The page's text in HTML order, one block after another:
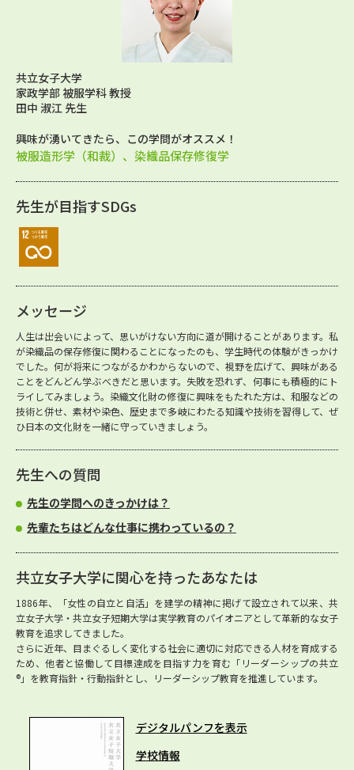
共立女子大学
家政学部 被服学科 教授
田中 淑江 先生
興味が湧いてきたら、この学問がオススメ！
被服造形学（和裁）、染織品保存修復学
先生が目指すSDGs
メッセージ
人生は出会いによって、思いがけない方向に道が開けることがあります。私
が染織品の保存修復に関わることになったのも、学生時代の体験がきっかけ
でした。何が将来につながるかわからないので、視野を広げて、興味がある
ことをどんどん学ぶべきだと思います。失敗を恐れず、何事にも積極的にト
ライしてみましょう。染織文化財の修復に興味をもたれた方は、和服などの
技術と併せ、素材や染色、歴史まで多岐にわたる知識や技術を習得して、ぜ
ひ日本の文化財を一緒に守っていきましょう。
先生への質問
先生の学問へのきっかけは？
先輩たちはどんな仕事に携わっているの？
共立女子大学に関心を持ったあなたは
1886年、「女性の自立と自活」を建学の精神に掲げて設立されて以来、共
立女子大学・共立女子短期大学は実学教育のパイオニアとして革新的な女子
教育を追求してきました。
さらに近年、目まぐるしく変化する社会に適切に対応できる人材を育成する
ため、他者と協働して目標達成を目指す力を育む「リーダーシップの共立
®」を教育指針・行動指針とし、リーダーシップ教育を推進しています。
デジタルパンフを表示
学校情報